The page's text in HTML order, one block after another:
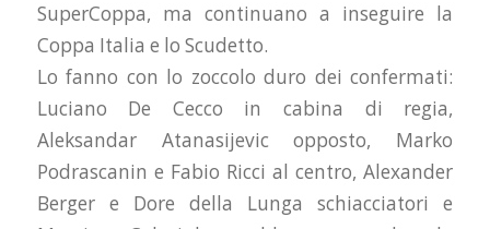
SuperCoppa, ma continuano a inseguire la
Coppa Italia e lo Scudetto.
Lo fanno con lo zoccolo duro dei confermati:
Luciano De Cecco in cabina di regia,
Aleksandar Atanasijevic opposto, Marko
Podrascanin e Fabio Ricci al centro, Alexander
Berger e Dore della Lunga schiacciatori e